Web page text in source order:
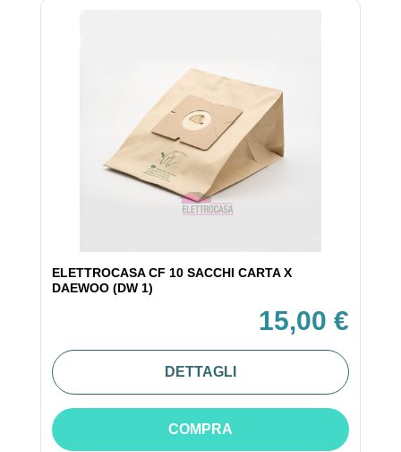
ELETTROCASA CF 10 SACCHI CARTA X
DAEWOO (DW 1)
15,00 €
DETTAGLI
COMPRA